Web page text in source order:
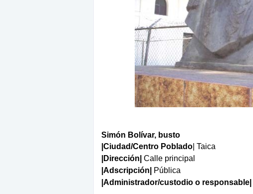
Simón Bolívar, busto
|Ciudad/Centro Poblado Taica
|Dirección| Calle principal
|Adscripción|
Pública
|Administrador/custodio o responsable|